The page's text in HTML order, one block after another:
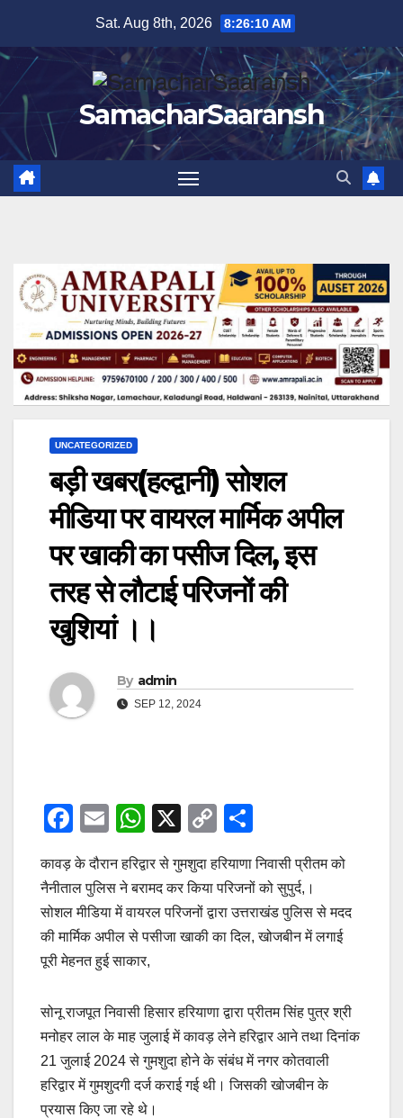
content
Sat. Aug 8th, 2026 8:26:11 AM
SamacharSaaransh
UNCATEGORIZED
बड़ी खबर(हल्द्वानी) सोशल
मीडिया पर वायरल मार्मिक अपील
पर खाकी का पसीज दिल, इस
तरह से लौटाई परिजनों की
खुशियां ।।
By admin
SEP 12, 2024
F
a
c
e
b
o
k
E
ail
W
at
s
A
p
X
C
p
y
Li
ar
e
कावड़ के दौरान हरिद्वार से गुमशुदा हरियाणा निवासी प्रीतम को
नैनीताल पुलिस ने बरामद कर किया परिजनों को सुपुर्द,।
सोशल मीडिया में वायरल परिजनों द्वारा उत्तराखंड पुलिस से मदद
की मार्मिक अपील से पसीजा खाकी का दिल, खोजबीन में लगाई
पूरी मेहनत हुई साकार,
सोनू राजपूत निवासी हिसार हरियाणा द्वारा प्रीतम सिंह पुत्र श्री
मनोहर लाल के माह जुलाई में कावड़ लेने हरिद्वार आने तथा दिनांक
21 जुलाई 2024 से गुमशुदा होने के संबंध में नगर कोतवाली
हरिद्वार में गुमशुदगी दर्ज कराई गई थी। जिसकी खोजबीन के
प्रयास किए जा रहे थे।